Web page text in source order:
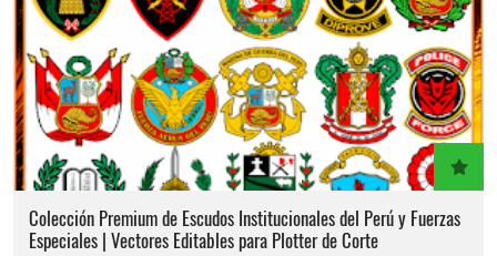
Colección Premium de Escudos Institucionales del Perú y Fuerzas
Especiales | Vectores Editables para Plotter de Corte